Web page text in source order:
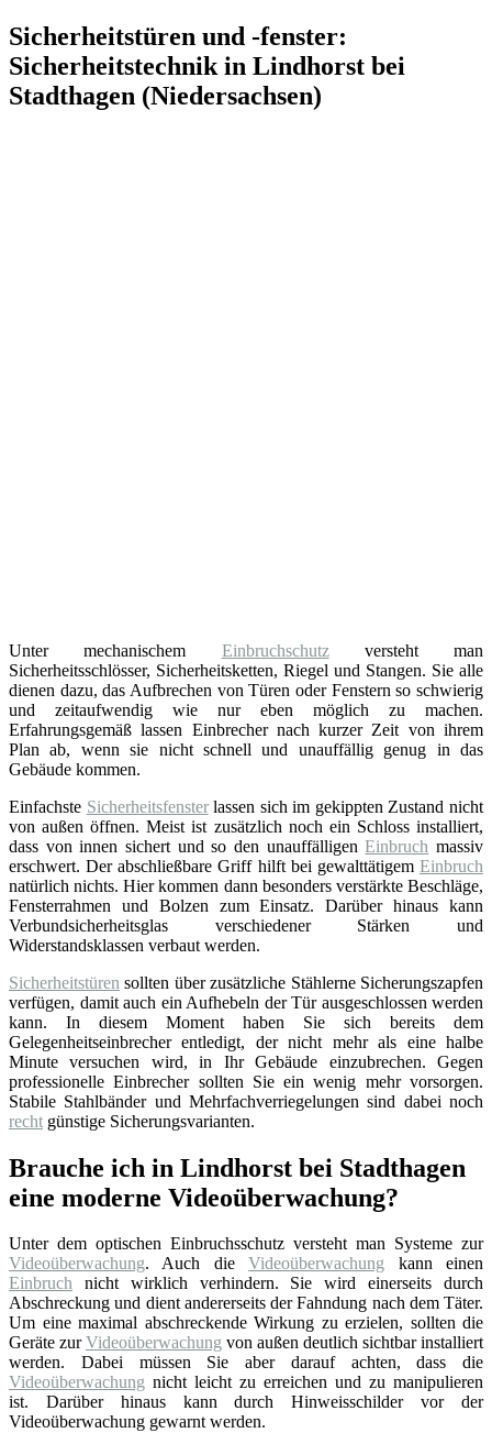
Sicherheitstüren und -fenster:
Sicherheitstechnik in Lindhorst bei
Stadthagen (Niedersachsen)
Unter mechanischem Einbruchschutzversteht man
Sicherheitsschlösser, Sicherheitsketten, Riegel und Stangen. Sie alle
dienen dazu, das Aufbrechen von Türen oder Fenstern so schwierig
und zeitaufwendig wie nur eben möglich zu machen.
Erfahrungsgemäß lassen Einbrecher nach kurzer Zeit von ihrem
Plan ab, wenn sie nicht schnell und unauffällig genug in das
Gebäude kommen.
Einfachste Sicherheitsfensterlassen sich im gekippten Zustand nicht
von außen öffnen. Meist ist zusätzlich noch ein Schloss installiert,
dass von innen sichert und so den unauffälligenEinbruch massiv
erschwert. Der abschließbare Griff hilft bei gewalttätigem Einbruch
natürlich nichts. Hier kommen dann besonders verstärkte Beschläge,
Fensterrahmen und Bolzen zum Einsatz. Darüber hinaus kann
Verbundsicherheitsglas verschiedener Stärken und
Widerstandsklassen verbaut werden.
Sicherheitstüren sollten über zusätzliche Stählerne Sicherungszapfen
verfügen, damit auch ein Aufhebeln der Tür ausgeschlossen werden
kann. In diesem Moment haben Sie sich bereits dem
Gelegenheitseinbrecher entledigt, der nicht mehr als eine halbe
Minute versuchen wird, in Ihr Gebäude einzubrechen. Gegen
professionelle Einbrecher sollten Sie ein wenig mehr vorsorgen.
Stabile Stahlbänder und Mehrfachverriegelungen sind dabei noch
recht günstige Sicherungsvarianten.
Brauche ich in Lindhorst bei Stadthagen
eine moderne Videoüberwachung?
Unter dem optischen Einbruchsschutz versteht man Systeme zur
Videoüberwachung. Auch dieVideoüberwachung kann einen
Einbruch nicht wirklich verhindern. Sie wird einerseits durch
Abschreckung und dient andererseits der Fahndung nach dem Täter.
Um eine maximal abschreckende Wirkung zu erzielen, sollten die
Geräte zurVideoüberwachung von außen deutlich sichtbar installiert
werden. Dabei müssen Sie aber darauf achten, dass die
Videoüberwachung nicht leicht zu erreichen und zu manipulieren
ist. Darüber hinaus kann durch Hinweisschilder vor der
Videoüberwachung gewarnt werden.